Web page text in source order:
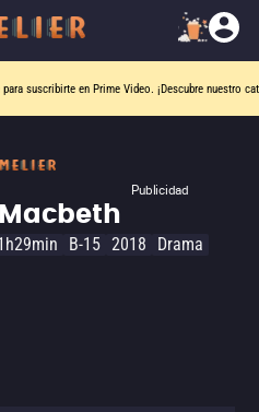
suscribirte en Prime Video. ¡Descubre nuestro
Publicidad
B-15 2018 Drama